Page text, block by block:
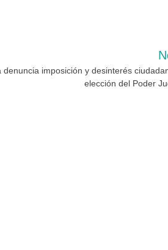
denuncia imposición y desinterés
elección del Poder